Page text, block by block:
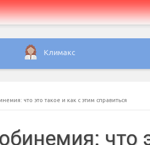
Климакс
что это такое и как с этим справиться
что